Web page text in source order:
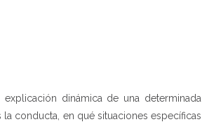
dinámica de una determinada
conducta, en qué situaciones específicas